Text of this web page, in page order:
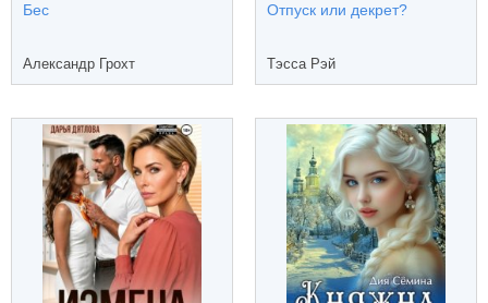
Бес
Александр Грохт
Отпуск или декрет?
Тэсса Рэй